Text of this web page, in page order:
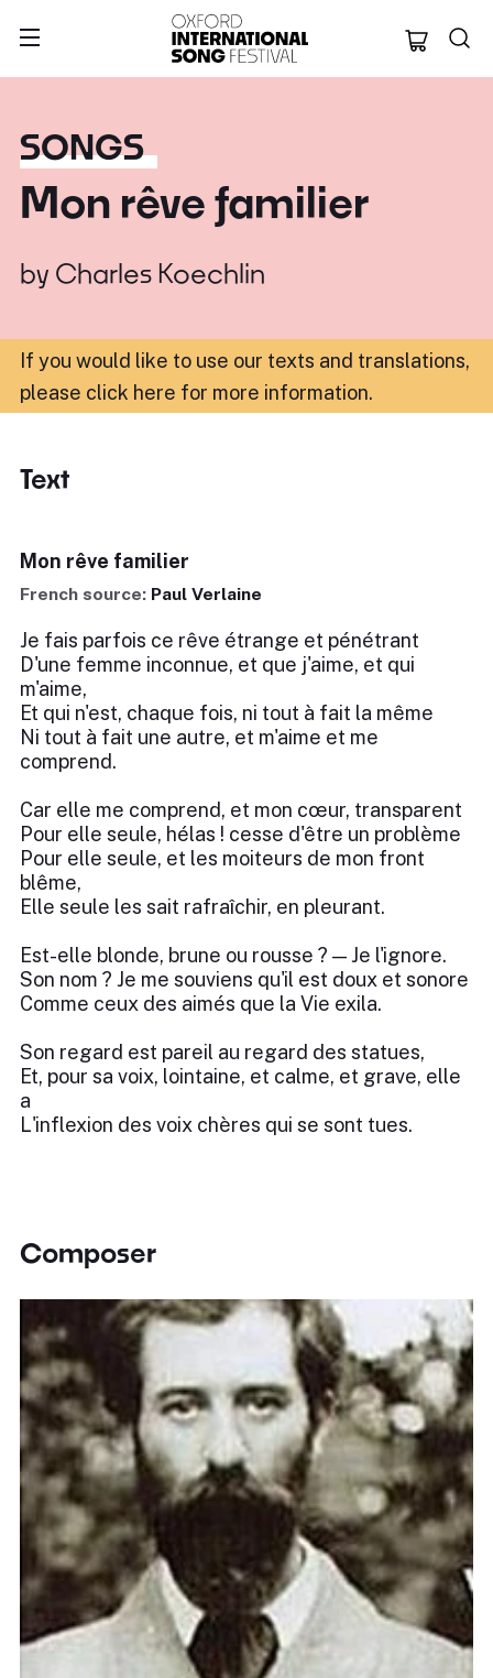
Oxford
SONGS
Mon rêve familier
by Charles Koechlin
If you would like to use our texts and translations,
please click here for more information.
Text
Mon rêve familier
French source: Paul Verlaine
Je fais parfois ce rêve étrange et pénétrant
D'une femme inconnue, et que j'aime, et qui
m'aime,
Et qui n'est, chaque fois, ni tout à fait la même
Ni tout à fait une autre, et m'aime et me
comprend.
Car elle me comprend, et mon cœur, transparent
Pour elle seule, hélas ! cesse d'être un problème
Pour elle seule, et les moiteurs de mon front
blême,
Elle seule les sait rafraîchir, en pleurant.
Est-elle blonde, brune ou rousse ? — Je l'ignore.
Son nom ? Je me souviens qu'il est doux et sonore
Comme ceux des aimés que la Vie exila.
Son regard est pareil au regard des statues,
Et, pour sa voix, lointaine, et calme, et grave, elle
a
L'inflexion des voix chères qui se sont tues.
Composer